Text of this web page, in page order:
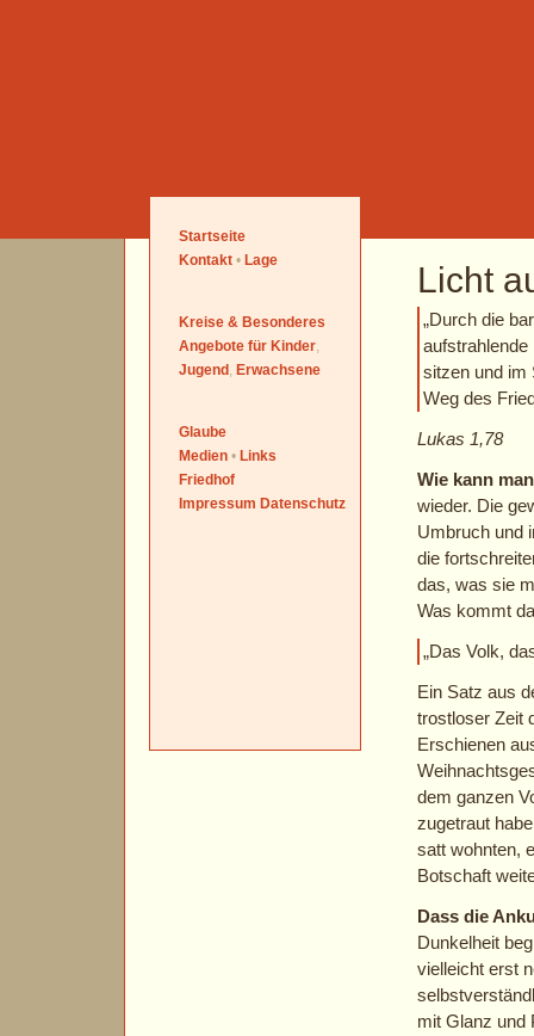
Startseite
Kontakt • Lage
Kreise & Besonderes
Angebote für Kinder,
Jugend , Erwachsene
Glaube
Medien • Links
Friedhof
Impressum Datenschutz
Licht
„Durch die
aufstrahlende
sitzen und im
Weg des
Lukas 1,78
Wie kann
wieder. Die
Umbruch und
die
das, was sie
Was kommt
„Das Volk,
Ein Satz aus
trostloser Zeit
Erschienen
dem ganzen
zugetraut
satt wohnten,
Botschaft
Dass die
Dunkelheit
vielleicht erst
mit Glanz und